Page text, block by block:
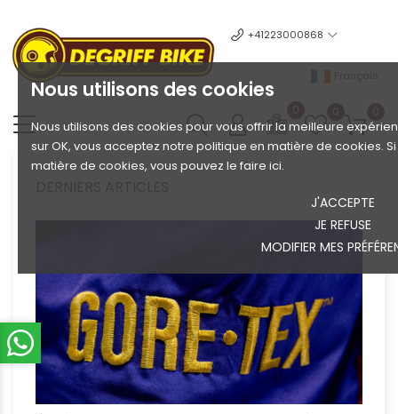
Nous utilisons des cookies
Nous utilisons des cookies pour vous offrir la meilleure
sur OK, vous acceptez notre politique en matière de cookies.
matière de cookies, vous pouvez le faire ici.
J'ACCEPTE
JE REFUSE
MODIFIER MES
+41223000868